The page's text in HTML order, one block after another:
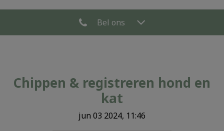
Bel ons
Chippen & registreren hond en
kat
jun 03 2024, 11:46